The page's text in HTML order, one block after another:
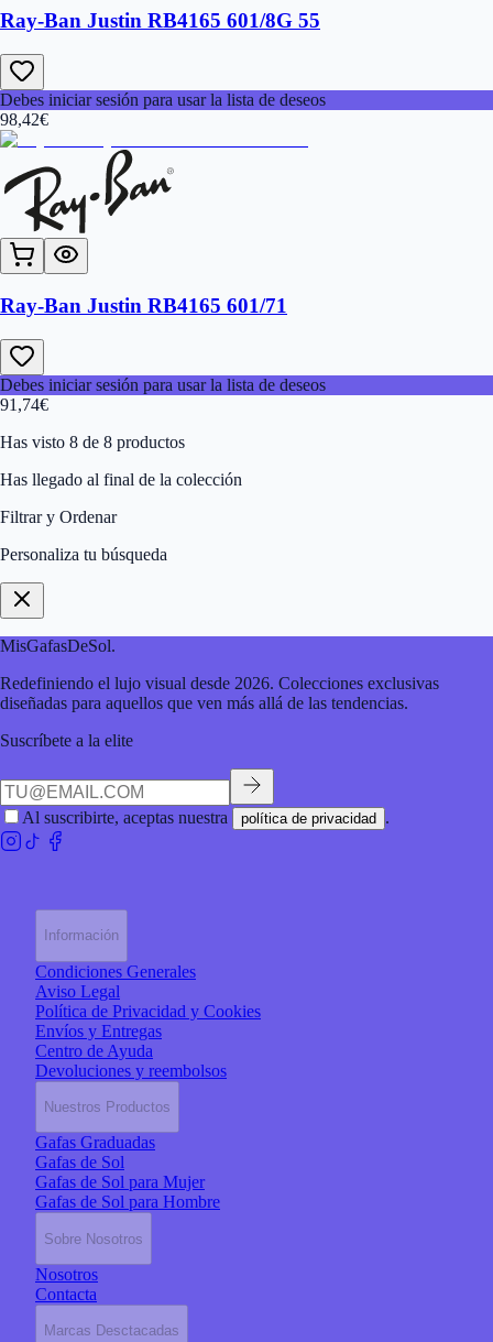
Ray-Ban Justin RB4165 601/8G 55
Debes iniciar sesión para usar la lista de deseos
98,42€
Ray-Ban Justin RB4165 601/71
Debes iniciar sesión para usar la lista de deseos
91,74€
Has visto 8 de 8 productos
Has llegado al final de la colección
Filtrar y Ordenar
Personaliza tu búsqueda
MisGafasDeSol.
Redefiniendo el lujo visual desde 2026. Colecciones exclusivas
diseñadas para aquellos que ven más allá de las tendencias.
Suscríbete a la elite
Al suscribirte, aceptas nuestra política de privacidad .
Información
Condiciones Generales
Aviso Legal
Política de Privacidad y Cookies
Envíos y Entregas
Centro de Ayuda
Devoluciones y reembolsos
Nuestros Productos
Gafas Graduadas
Gafas de Sol
Gafas de Sol para Mujer
Gafas de Sol para Hombre
Sobre Nosotros
Nosotros
Contacta
Marcas Desctacadas